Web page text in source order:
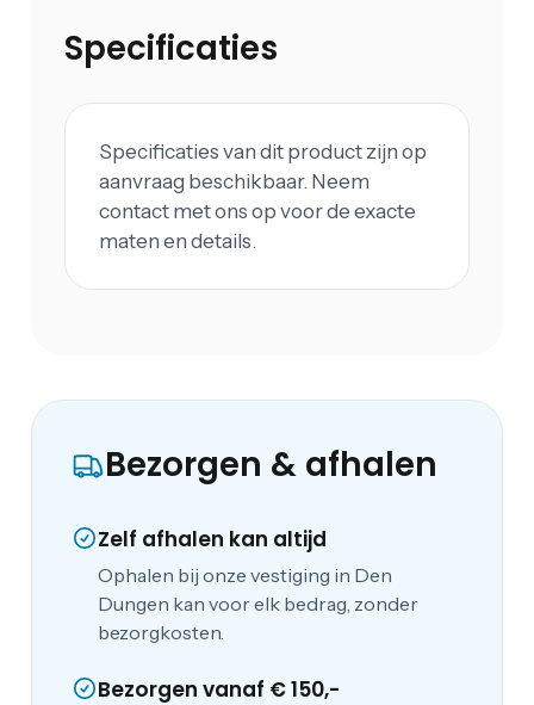
Specificaties
Specificaties van dit product zijn op
aanvraag beschikbaar. Neem
contact met ons op voor de exacte
maten en details.
Bezorgen & afhalen
Zelf afhalen kan altijd
Ophalen bij onze vestiging in Den
Dungen kan voor elk bedrag, zonder
bezorgkosten.
Bezorgen vanaf € 150,-